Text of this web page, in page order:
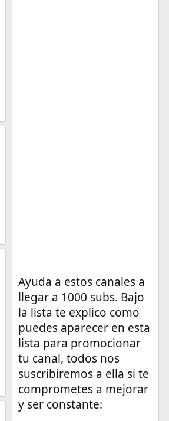
Ayuda a estos canales a
llegar a 1000 subs. Bajo
la lista te explico como
puedes aparecer en esta
lista para promocionar
tu canal, todos nos
suscribiremos a ella si te
comprometes a mejorar
y ser constante: